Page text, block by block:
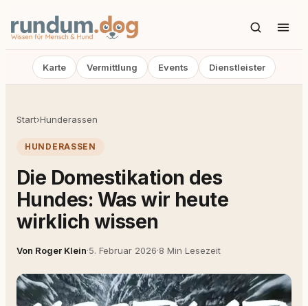
Karte Vermittlung Events Dienstleister
Start›Hunderassen
HUNDERASSEN
Die Domestikation des
Hundes: Was wir heute
wirklich wissen
Von Roger Klein·5. Februar 2026·8 Min Lesezeit